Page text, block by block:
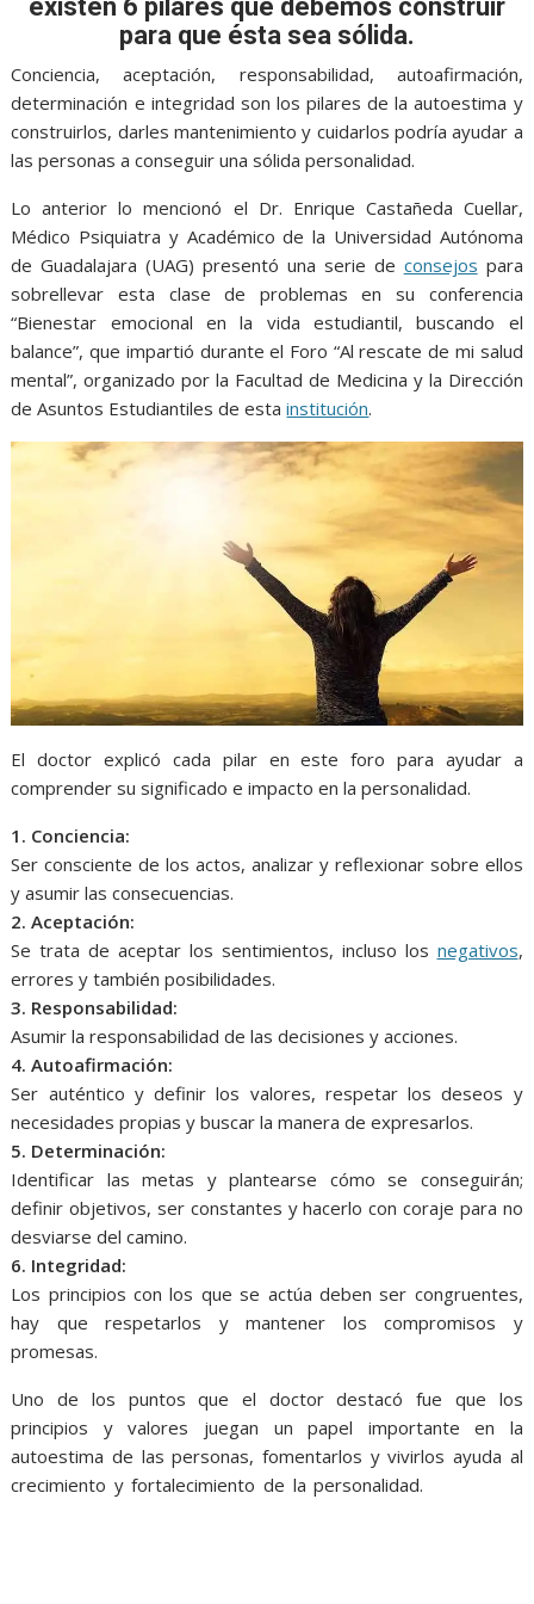
k
p
p
g
er
m
existen 6 pilares que debemos construir
para que ésta sea sólida.
Conciencia, aceptación, responsabilidad, autoafirmación,
determinación e integridad son los pilares de la autoestima y
construirlos, darles mantenimiento y cuidarlos podría ayudar a
las personas a conseguir una sólida personalidad.
Lo anterior lo mencionó el Dr. Enrique Castañeda Cuellar,
Médico Psiquiatra y Académico de la Universidad Autónoma
de Guadalajara (UAG) presentó una serie de consejos para
sobrellevar esta clase de problemas en su conferencia
“Bienestar emocional en la vida estudiantil, buscando el
balance”, que impartió durante el Foro “Al rescate de mi salud
mental”, organizado por la Facultad de Medicina y la Dirección
de Asuntos Estudiantiles de estainstitución.
El doctor explicó cada pilar en este foro para ayudar a
comprender su significado e impacto en la personalidad.
1. Conciencia:
Ser consciente de los actos, analizar y reflexionar sobre ellos
y asumir las consecuencias.
2. Aceptación:
Se trata de aceptar los sentimientos, incluso los negativos,
errores y también posibilidades.
3. Responsabilidad:
Asumir la responsabilidad de las decisiones y acciones.
4. Autoafirmación:
Ser auténtico y definir los valores, respetar los deseos y
necesidades propias y buscar la manera de expresarlos.
5. Determinación:
Identificar las metas y plantearse cómo se conseguirán;
definir objetivos, ser constantes y hacerlo con coraje para no
desviarse del camino.
6. Integridad:
Los principios con los que se actúa deben ser congruentes,
hay que respetarlos y mantener los compromisos y
promesas.
Uno de los puntos que el doctor destacó fue que los
principios y valores juegan un papel importante en la
autoestima de las personas, fomentarlos y vivirlos ayuda al
crecimiento y fortalecimiento de la personalidad.